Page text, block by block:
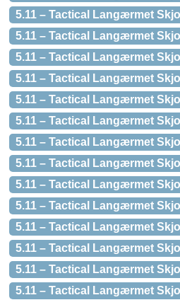
5.11 – Tactical Langærmet
5.11 – Tactical Langærmet
5.11 – Tactical Langærmet
5.11 – Tactical Langærmet
5.11 – Tactical Langærmet
5.11 – Tactical Langærmet
5.11 – Tactical Langærmet
5.11 – Tactical Langærmet
5.11 – Tactical Langærmet
5.11 – Tactical Langærmet
5.11 – Tactical Langærmet
5.11 – Tactical Langærmet
5.11 – Tactical Langærmet
5.11 – Tactical Langærmet